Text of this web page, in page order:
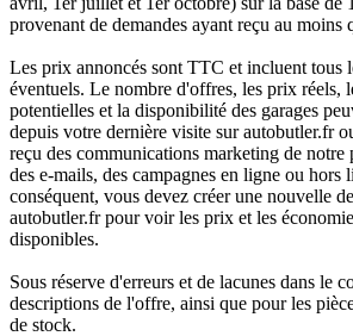
provenant de demandes ayant reçu au moins
Les prix annoncés sont TTC et incluent tous
éventuels. Le nombre d'offres, les prix réels,
potentielles et la disponibilité des garages
depuis votre dernière visite sur autobutler.fr
reçu des communications marketing de notre
des e-mails, des campagnes en ligne ou hors
conséquent, vous devez créer une nouvelle
autobutler.fr pour voir les prix et les
disponibles.
Sous réserve d'erreurs et de lacunes dans le
descriptions de l'offre, ainsi que pour les
de stock.